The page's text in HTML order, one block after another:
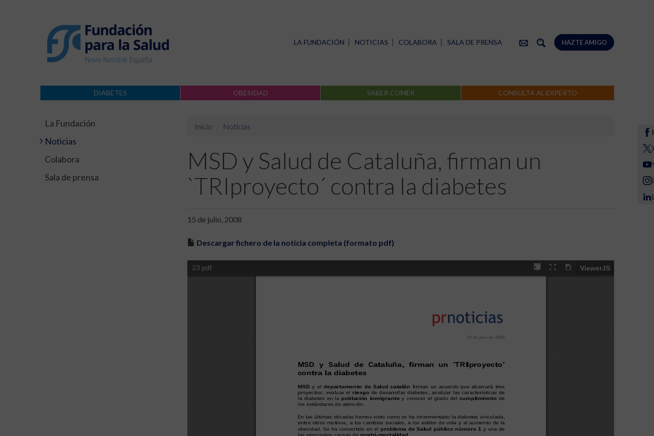
HAZTE AMIGO
LA FUNDACIÓN NOTICIAS COLABORA SALA DE PRENSA
DIABETES OBESIDAD SABER COMER CONSULTA AL EXPERTO
La Fundación
Noticias
Colabora
Sala de prensa
Inicio Noticias
MSD y Salud de Cataluña, firman un
`TRIproyecto´ contra la diabetes
15 de julio, 2008
Descargar fichero de la noticia completa (formato pdf)